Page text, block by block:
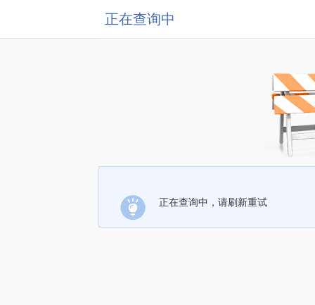
正在查询中
正在查询中，请刷新重试